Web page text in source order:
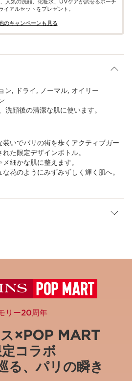
イアルセットをプレゼント。​
のキャンペーンも見る​
ン, ドライ, ノーマル, オイリー
洗顔後の清潔な肌に使います。
いでパリの街を歩くアクティブガー
た​限定デザインボトル。​
細かな肌に整えます。
花のように​みずみずしく輝く肌へ。​
リー20周年
×POP MART
定コラボ
る、パリの瞬き